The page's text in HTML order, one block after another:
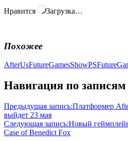
Нравится Загрузка…
Похожее
AfterUsFutureGamesShow
Навигация по записям
Предыдущая запись:Платформер
выйдет 23 мая
Следующая запись:Новый
Case of Benedict Fox